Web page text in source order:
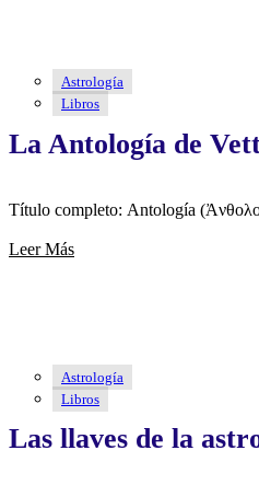
Astrología
Libros
La Antología de
Título completo: Antología
Leer Más
Astrología
Libros
Las llaves de la